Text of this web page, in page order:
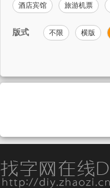
酒店宾馆 旅游机票
版式 不限 横版